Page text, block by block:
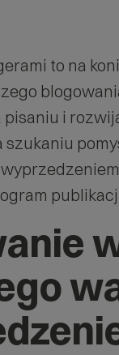
to na
pisaniu i